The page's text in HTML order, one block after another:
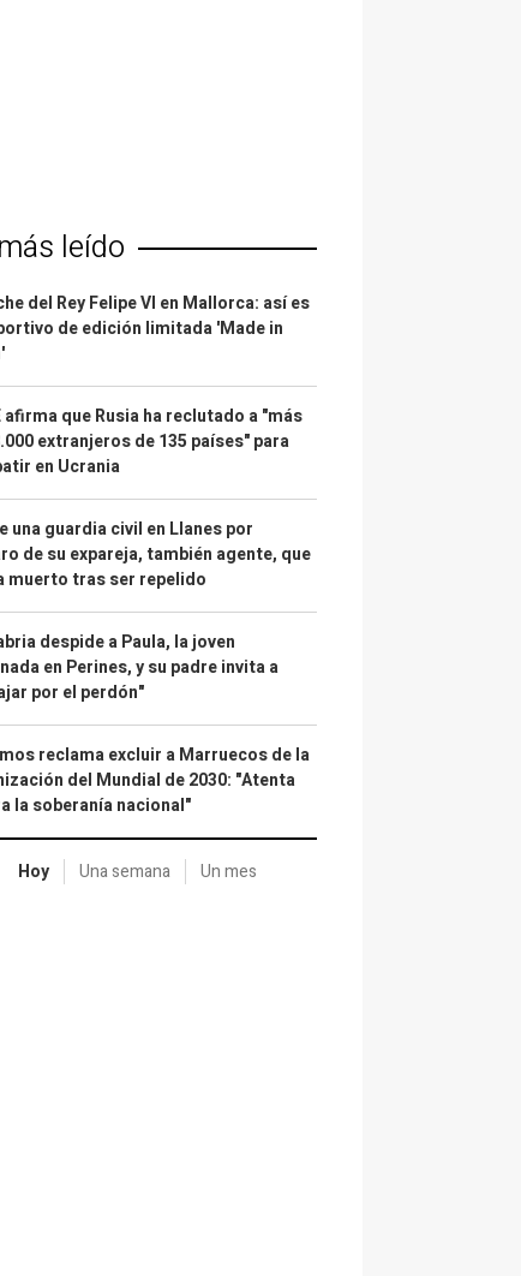
leído
del Rey Felipe VI en Mallorca: así es
de edición limitada 'Made in
afirma que Rusia ha reclutado a "más
extranjeros de 135 países" para
en Ucrania
una guardia civil en Llanes por
de su expareja, también agente, que
muerto tras ser repelido
despide a Paula, la joven
en Perines, y su padre invita a
por el perdón"
reclama excluir a Marruecos de la
del Mundial de 2030: "Atenta
la soberanía nacional"
Hoy Una semana Un mes